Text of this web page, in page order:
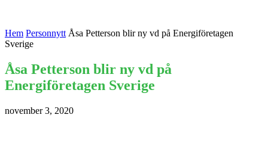
Hem Personnytt Åsa Petterson blir ny vd på Energiföretagen
Sverige
Åsa Petterson blir ny vd på
Energiföretagen Sverige
november 3, 2020